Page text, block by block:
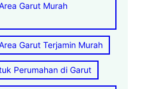
Garut Murah
Garut Terjamin Murah
Perumahan di Garut